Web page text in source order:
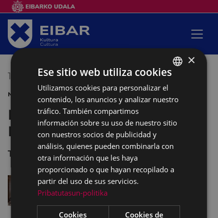
18/12/2019 19:00 20:30
NAVIDAD MÚSICA CONCIERTO
Escuela de música Juan
Bautista Gisasola
TEATRO COLISEO
BASQUE
SPANISH
×
Ese sitio web utiliza cookies
Utilizamos cookies para personalizar el
contenido, los anuncios y analizar nuestro
tráfico. También compartimos
información sobre su uso de nuestro sitio
con nuestros socios de publicidad y
análisis, quienes pueden combinarla con
otra información que les haya
proporcionado o que hayan recopilado a
partir del uso de sus servicios.
Pribatutasun-politika
Cookies
Cookies de